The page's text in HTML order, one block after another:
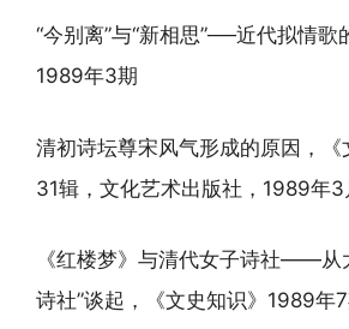
“今别离”与“新相思”──近代拟情歌
1989年3期
清初诗坛尊宋风气形成的原因，《
31辑，文化艺术出版社，1989年3
《红楼梦》与清代女子诗社——从
诗社”谈起，《文史知识》1989年